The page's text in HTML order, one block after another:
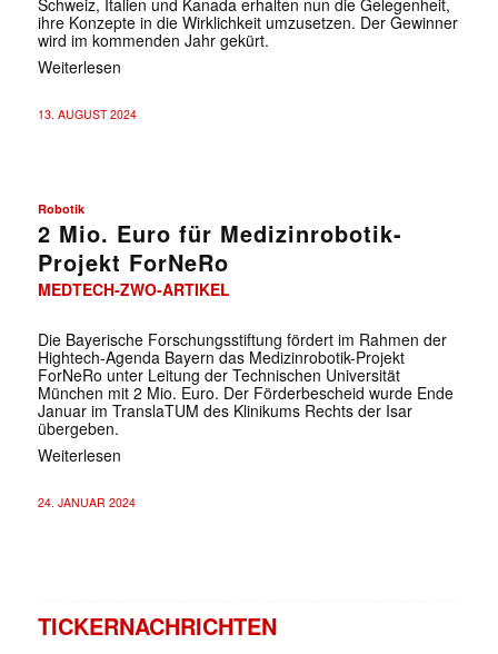
ihre Konzepte in die Wirklichkeit umzusetzen. Der Gewinner
wird im kommenden Jahr gekürt.
Weiterlesen
13. AUGUST 2024
Robotik
2 Mio. Euro für Medizinrobotik-
Projekt ForNeRo
MEDTECH-ZWO-ARTIKEL
Die Bayerische Forschungsstiftung fördert im Rahmen der
Hightech-Agenda Bayern das Medizinrobotik-Projekt
ForNeRo unter Leitung der Technischen Universität
München mit 2 Mio. Euro. Der Förderbescheid wurde Ende
Januar im TranslaTUM des Klinikums Rechts der Isar
übergeben.
Weiterlesen
24. JANUAR 2024
TICKERNACHRICHTEN